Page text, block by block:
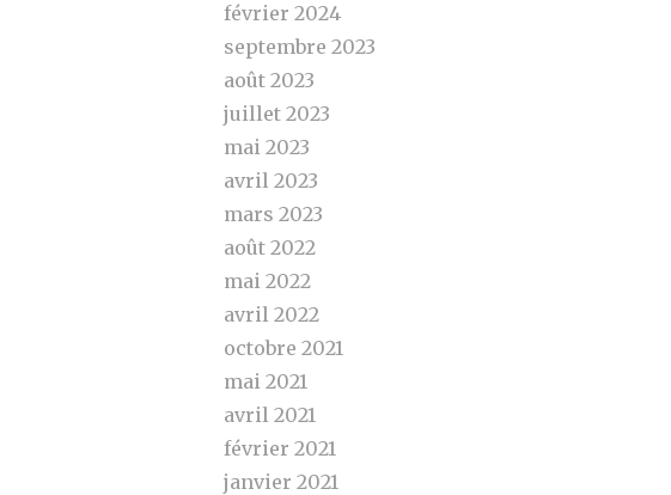
février 2024
septembre 2023
août 2023
juillet 2023
mai 2023
avril 2023
mars 2023
août 2022
mai 2022
avril 2022
octobre 2021
mai 2021
avril 2021
février 2021
janvier 2021